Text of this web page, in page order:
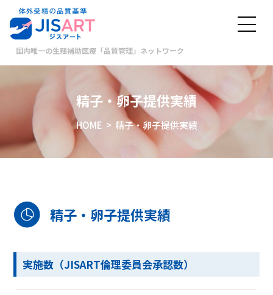
国内唯一の生殖補助医療「品質管理」ネットワーク
精子・卵子提供実績
HOME > 精子・卵子提供実績
精子・卵子提供実績
実施数（JISART倫理委員会承認数）